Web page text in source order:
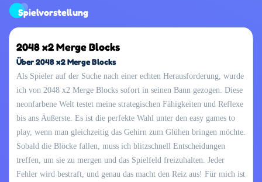
Spielvorstellung
2048 x2 Merge Blocks
Über 2048 x2 Merge Blocks
Als Spieler auf der Suche nach einer echten Herausforderung, wurde
ich von 2048 x2 Merge Blocks sofort in seinen Bann gezogen. Diese
neonfarbene Welt testet meine strategischen Fähigkeiten und Reflexe
bis ans Äußerste. Es ist die perfekte Wahl unter den easy games to
play, wenn man gleichzeitig das Gehirn zum Glühen bringen möchte.
Sobald die Blöcke fallen, muss ich blitzschnell Entscheidungen
treffen, um sie zu mergen und das Spielfeld freizuhalten. Jeder
Fehler wird bestraft, und genau das macht den Reiz aus! Für mich ist